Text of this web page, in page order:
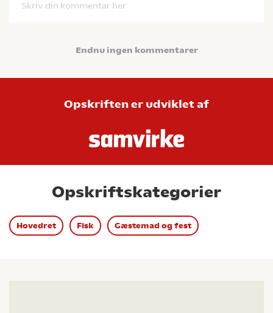
Skriv din kommentar her
Endnu ingen kommentarer
Opskriften er udviklet af
Opskriftskategorier
Hovedret Fisk Gæstemad og fest